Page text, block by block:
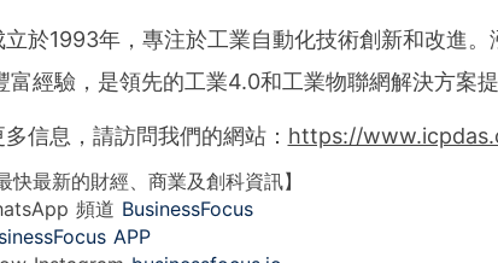
於1993年，專注於工業自動化技術創新和改進
富經驗，是領先的工業4.0和工業物聯網解決方案提
信息，請訪問我們的網站： https://
快最新的財經、商業及創科資訊】
頻道 BusinessFocus
APP